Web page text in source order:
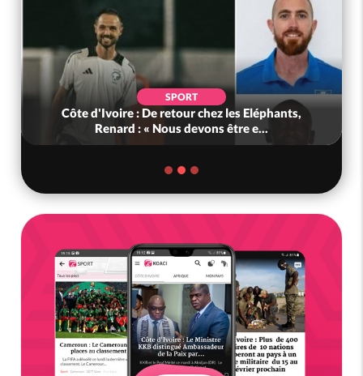
Eléphants,
e...
POLITIQUE
Ghana : Kenneth Adjei nommé
Défense, Zanetor A-Rawlings à